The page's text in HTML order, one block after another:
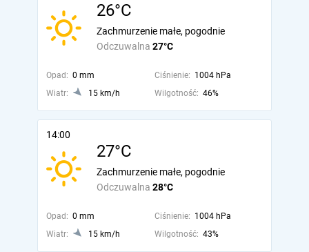
26°C
Odczuwalna 27°C
Zachmurzenie małe, pogodnie
Opad: 0 mm Ciśnienie: 1004 hPa
Wiatr:
15 km/h Wilgotność: 46%
14:00
27°C
Odczuwalna 28°C
Zachmurzenie małe, pogodnie
Opad: 0 mm Ciśnienie: 1004 hPa
Wiatr:
15 km/h Wilgotność: 43%